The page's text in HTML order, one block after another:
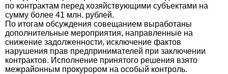
по контрактам перед хозяйствующими субъектами на
сумму более 41 млн. рублей.
По итогам обсуждения совещанием выработаны
дополнительные мероприятия, направленные на
снижение задолженности, исключение фактов
нарушения прав предпринимателей при заключении
контрактов. Исполнение принятого решения взято
межрайонным прокурором на особый контроль.